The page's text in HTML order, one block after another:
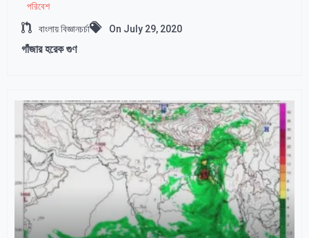
পরিবেশ
বাংলায় বিজ্ঞানচর্চা On July 29, 2020
গাঁজার হরেক গুণ